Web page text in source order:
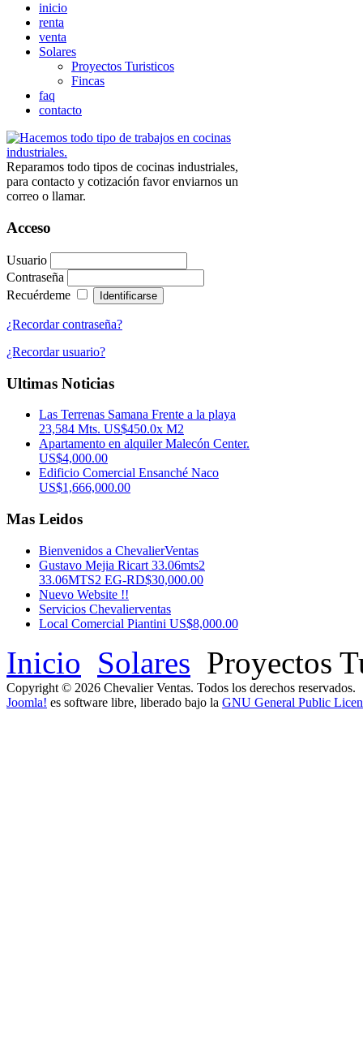
inicio
renta
venta
Solares
Proyectos Turisticos
Fincas
faq
contacto
Reparamos todo tipos de cocinas industriales,
para contacto y cotización favor enviarnos un
correo o llamar.
Acceso
Usuario
Contraseña
Recuérdeme
¿Recordar contraseña?
¿Recordar usuario?
Ultimas Noticias
Las Terrenas Samana Frente a la playa
23,584 Mts. US$450.0x M2
Apartamento en alquiler Malecón Center.
US$4,000.00
Edificio Comercial Ensanché Naco
US$1,666,000.00
Mas Leidos
Bienvenidos a ChevalierVentas
Gustavo Mejia Ricart 33.06mts2
33.06MTS2 EG-RD$30,000.00
Nuevo Website !!
Servicios Chevalierventas
Local Comercial Piantini US$8,000.00
Inicio Solares Proyectos
Copyright © 2026 Chevalier Ventas. Todos los derechos reservados.
Joomla! es software libre, liberado bajo la GNU General Public